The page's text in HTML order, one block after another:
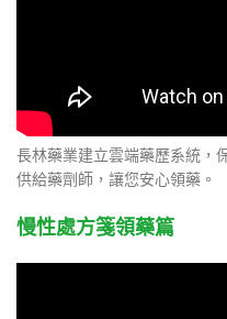
長林藥業建立雲端藥歷系統，
供給藥劑師，讓您安心領藥。
慢性處方箋領藥篇